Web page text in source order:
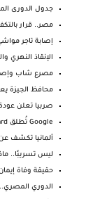
جدول الدورى المصرى 2023 بعد حصد
مصر.. قرار
إصابة تاجر
الإنقاذ النهري
مصرع شاب
محافظ الجيزة
صربيا تعلن عودة
Google تُطلق Bard.. الأداة القائمة على الذكاء الاص...
ألمانيا تكشف
ليس تسريبًا..
حقيقة وفاة
الدوري المصري..